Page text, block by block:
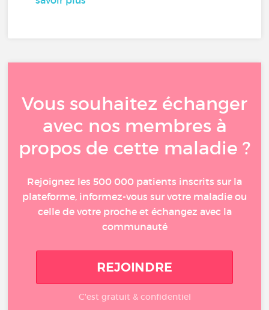
Vous souhaitez échanger
avec nos membres à
propos de cette maladie ?
Rejoignez les 500 000 patients inscrits sur la
plateforme, informez-vous sur votre maladie ou
celle de votre proche et échangez avec la
communauté
REJOINDRE
C'est gratuit & confidentiel